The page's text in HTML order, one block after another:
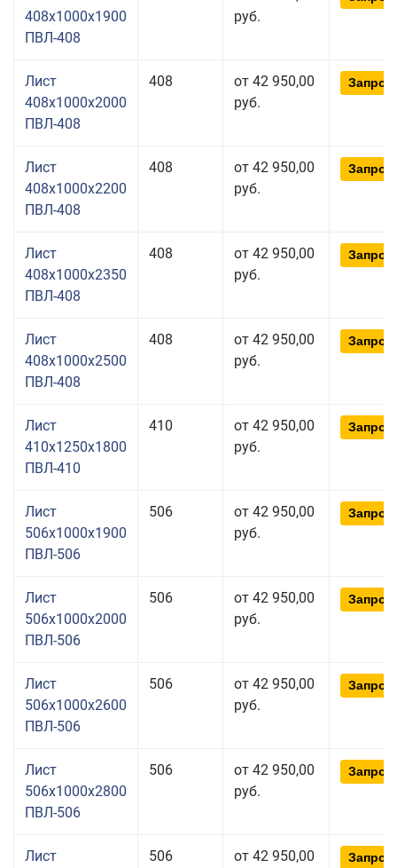
408x1000x1900
ПВЛ-408
руб.
Лист
408x1000x2000
ПВЛ-408
408
от 42 950,00
руб.
Лист
408x1000x2200
ПВЛ-408
408
от 42 950,00
руб.
Лист
408x1000x2350
ПВЛ-408
408
от 42 950,00
руб.
Лист
408x1000x2500
ПВЛ-408
408
от 42 950,00
руб.
Лист
410x1250x1800
ПВЛ-410
410
от 42 950,00
руб.
Лист
506x1000x1900
ПВЛ-506
506
от 42 950,00
руб.
Лист
506x1000x2000
ПВЛ-506
506
от 42 950,00
руб.
Лист
506x1000x2600
ПВЛ-506
506
от 42 950,00
руб.
Лист
506x1000x2800
ПВЛ-506
506
от 42 950,00
руб.
Лист
506
от 42 950,00